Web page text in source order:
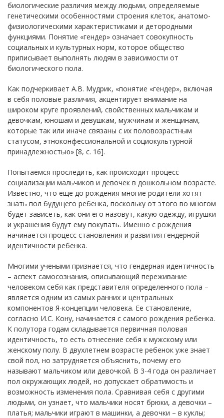
биологические различия между людьми, определяемые
генетическими особенностями строения клеток, анатомо-
физиологическими характеристиками и детородными
функциями. Понятие «гендер» означает совокупность
социальных и культурных норм, которое общество
приписывает выполнять людям в зависимости от
биологического пола.
Как подчеркивает А.В. Мудрик, «понятие «гендер», включая
в себя половые различия, акцентирует внимание на
широком круге проявлений, свойственных мальчикам и
девочкам, юношам и девушкам, мужчинам и женщинам,
которые так или иначе связаны с их половозрастным
статусом, этноконфессиональной и социокультурной
принадлежностью» [8, с. 16].
Попытаемся проследить, как происходит процесс
социализации мальчиков и девочек в дошкольном возрасте.
Известно, что еще до рождения многие родители хотят
знать пол будущего ребенка, поскольку от этого во многом
будет зависеть, как они его назовут, какую одежду, игрушки
и украшения будут ему покупать. Именно с рождения
начинается процесс становления и развития гендерной
идентичности ребенка.
Многими учеными признается, что гендерная идентичность
– аспект самосознания, описывающий переживание
человеком себя как представителя определенного пола –
является одним из самых ранних и центральных
компонентов Я-концепции человека. Ее становление,
согласно И.С. Кону, начинается с самого рождения ребенка.
К полутора годам складывается первичная половая
идентичность, то есть отнесение себя к мужскому или
женскому полу. В двухлетнем возрасте ребенок уже знает
свой пол, но затрудняется объяснить, почему его
называют мальчиком или девочкой. В 3-4 года он различает
пол окружающих людей, но допускает обратимость и
возможность изменения пола. Сравнивая себя с другими
людьми, он узнает, что мальчики носят брюки, а девочки –
платья; мальчики играют в машинки, а девочки – в куклы;